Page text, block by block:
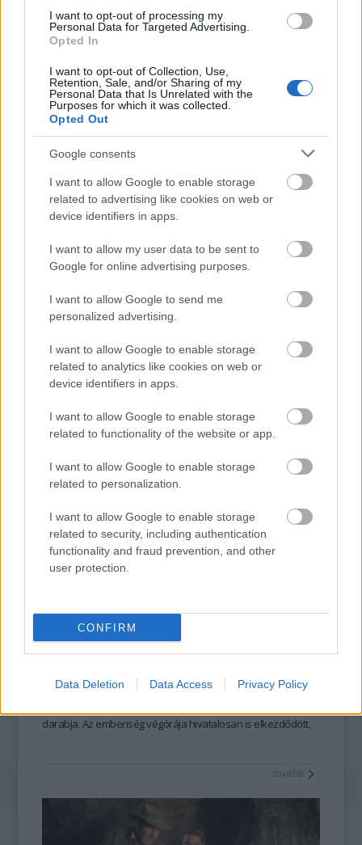
I want to opt-out of processing my
Personal Data for Targeted Advertising.
Opted In
I want to opt-out of Collection, Use,
Retention, Sale, and/or Sharing of my
Personal Data that Is Unrelated with the
Purposes for which it was collected.
Opted Out
Google consents
I want to allow Google to enable storage
related to advertising like cookies on web or
device identifiers in apps.
I want to allow my user data to be sent to
Google for online advertising purposes.
I want to allow Google to send me
personalized advertising.
I want to allow Google to enable storage
related to analytics like cookies on web or
device identifiers in apps.
I want to allow Google to enable storage
related to functionality of the website or app.
I want to allow Google to enable storage
related to personalization.
I want to allow Google to enable storage
related to security, including authentication
functionality and fraud prevention, and other
user protection.
CONFIRM
Data Deletion Data Access Privacy Policy
tovább
Harrison Ford 70 évesen is előkapja az
ostort
A színészen nem fog az idő, ahogy egyik leghíresebb
szerepén sem.
tovább
Az emberiségnek örökre leáldozott
2009. 06. 05.|DUÁ
és kiművelt, mint az első két rész, de sokkal hatásosabb és
darabja. Az emberiség végórája hivatalosan is elkezdődött,
tovább